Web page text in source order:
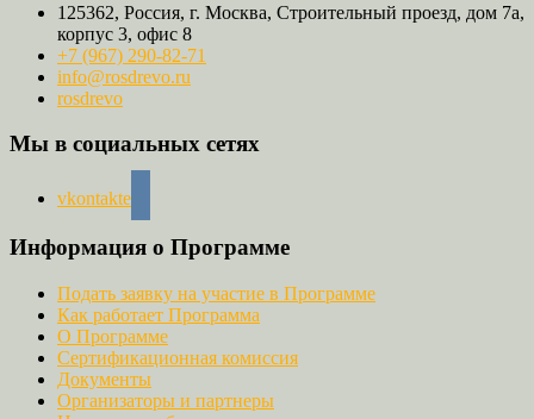
125362, Россия, г. Москва, Строительный проезд, дом 7а,
корпус 3, офис 8
+7 (967) 290-82-71
info@rosdrevo.ru
rosdrevo
Мы в социальных сетях
vkontakte
Информация о Программе
Подать заявку на участие в Программе
Как работает Программа
О Программе
Сертификационная комиссия
Документы
Организаторы и партнеры